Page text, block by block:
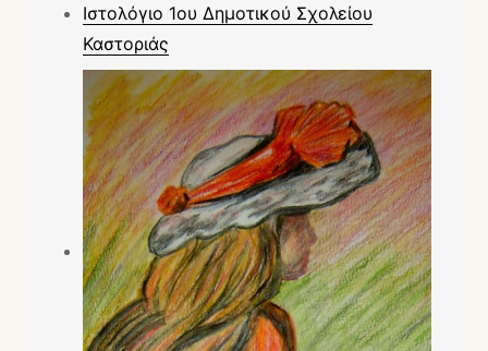
Ιστολόγιο 1ου Δημοτικού Σχολείου
Καστοριάς